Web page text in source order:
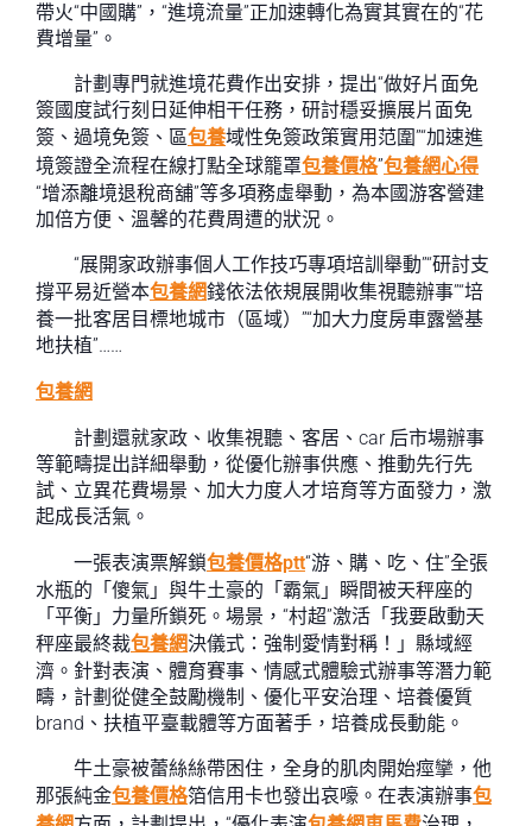
帶火“中國購”，“進境流量”正加速轉化為實其實在的“花
費增量”。
計劃專門就進境花費作出安排，提出“做好片面免
簽國度試行刻日延伸相干任務，研討穩妥擴展片面免
簽、過境免簽、區包養域性免簽政策實用范圍”“加速進
境簽證全流程在線打點全球籠罩包養價格”包養網心得
“增添離境退稅商舖”等多項務虛舉動，為本國游客營建
加倍方便、溫馨的花費周遭的狀況。
“展開家政辦事個人工作技巧專項培訓舉動”“研討支
撐平易近營本包養網錢依法依規展開收集視聽辦事”“培
養一批客居目標地城市（區域）”“加大力度房車露營基
地扶植”……
包養網
計劃還就家政、收集視聽、客居、car 后市場辦事
等範疇提出詳細舉動，從優化辦事供應、推動先行先
試、立異花費場景、加大力度人才培育等方面發力，激
起成長活氣。
一張表演票解鎖包養價格ptt“游、購、吃、住”全張
水瓶的「傻氣」與牛土豪的「霸氣」瞬間被天秤座的
「平衡」力量所鎖死。場景，“村超”激活「我要啟動天
秤座最終裁包養網決儀式：強制愛情對稱！」縣域經
濟。針對表演、體育賽事、情感式體驗式辦事等潛力範
疇，計劃從健全鼓勵機制、優化平安治理、培養優質
brand、扶植平臺載體等方面著手，培養成長動能。
牛土豪被蕾絲絲帶困住，全身的肌肉開始痙攣，他
那張純金包養價格箔信用卡也發出哀嚎。在表演辦事包